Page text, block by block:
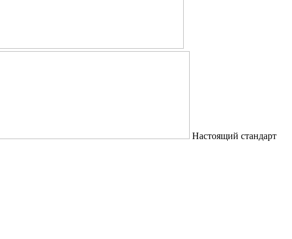
Настоящий стандарт